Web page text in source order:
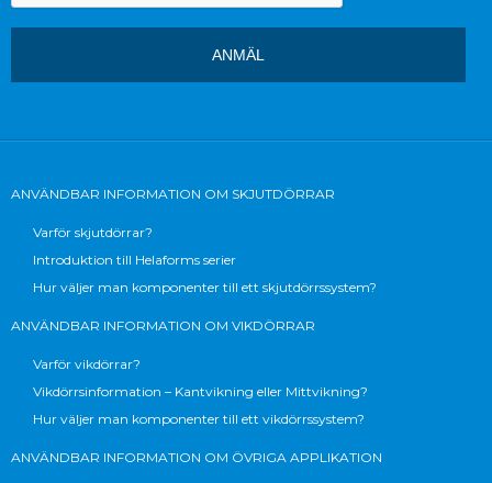
ANVÄNDBAR INFORMATION OM SKJUTDÖRRAR
Varför skjutdörrar?
Introduktion till Helaforms serier
Hur väljer man komponenter till ett skjutdörrssystem?
ANVÄNDBAR INFORMATION OM VIKDÖRRAR
Varför vikdörrar?
Vikdörrsinformation – Kantvikning eller Mittvikning?
Hur väljer man komponenter till ett vikdörrssystem?
ANVÄNDBAR INFORMATION OM ÖVRIGA APPLIKATION